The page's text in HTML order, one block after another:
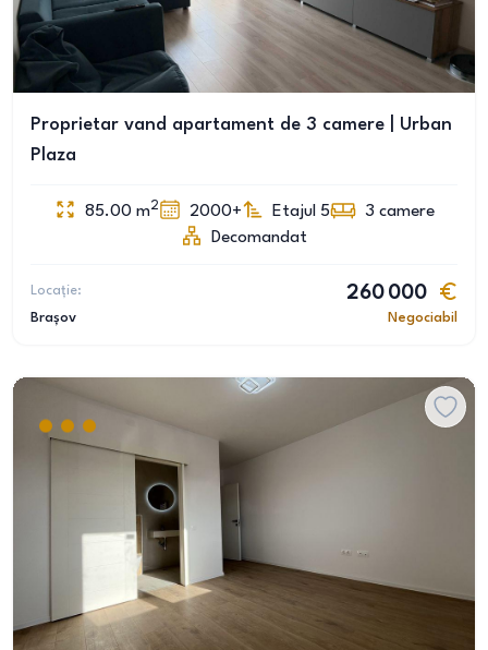
Proprietar vand apartament de 3 camere | Urban
Plaza
85.00 m2 2000+ Etajul 5 3 camere
Decomandat
Locație:
Brașov
260 000
Negociabil